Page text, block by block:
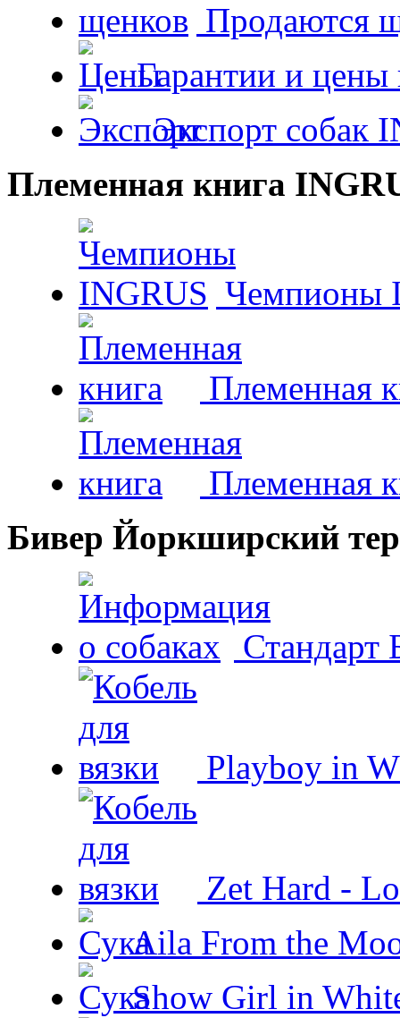
Продаются
Гарантии и цены
Экспорт собак
Племенная книга
Чемпионы
Племенная
Племенная
Бивер Йоркширский
Стандарт
Playboy in
Zet Hard -
Aila From the
Show Girl in